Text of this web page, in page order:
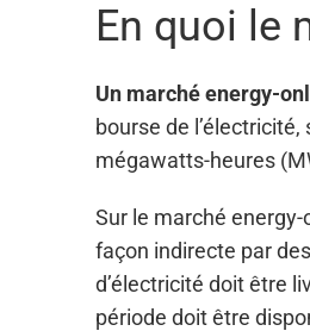
En quoi le
Un marché energy-
bourse de
mégawatts-heures
Sur le marché
façon indirecte par
d’électricité doit être
période doit être